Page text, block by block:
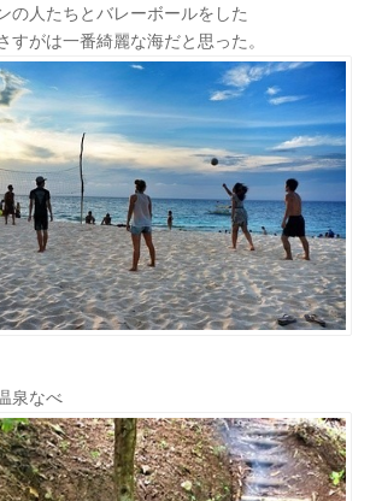
の人たちとバレーボールをした
すがは一番綺麗な海だと思った。
泉なべ